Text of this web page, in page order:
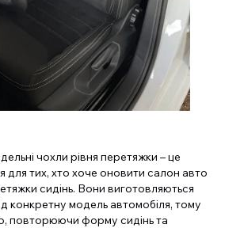
чохли рівня перетяжки – це
для тих, хто хоче оновити салон авто
сидінь. Вони виготовляються
конкретну модель автомобіля, тому
повторюючи форму сидінь та